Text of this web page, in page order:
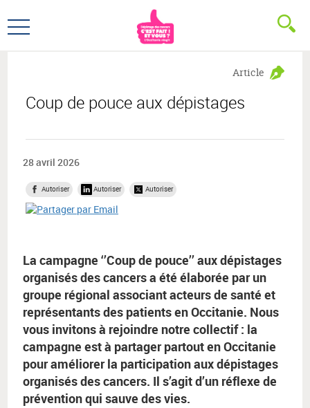
au
menu
au
contenu
Ouvrir
Coup de pouce aux dépistages
Article
28 avril 2026
Autoriser Autoriser Autoriser
La campagne ‘’Coup de pouce’’ aux dépistages
organisés des cancers a été élaborée par un
groupe régional associant acteurs de santé et
représentants des patients en Occitanie. Nous
vous invitons à rejoindre notre collectif : la
campagne est à partager partout en Occitanie
pour améliorer la participation aux dépistages
organisés des cancers. Il s’agit d’un réflexe de
prévention qui sauve des vies.